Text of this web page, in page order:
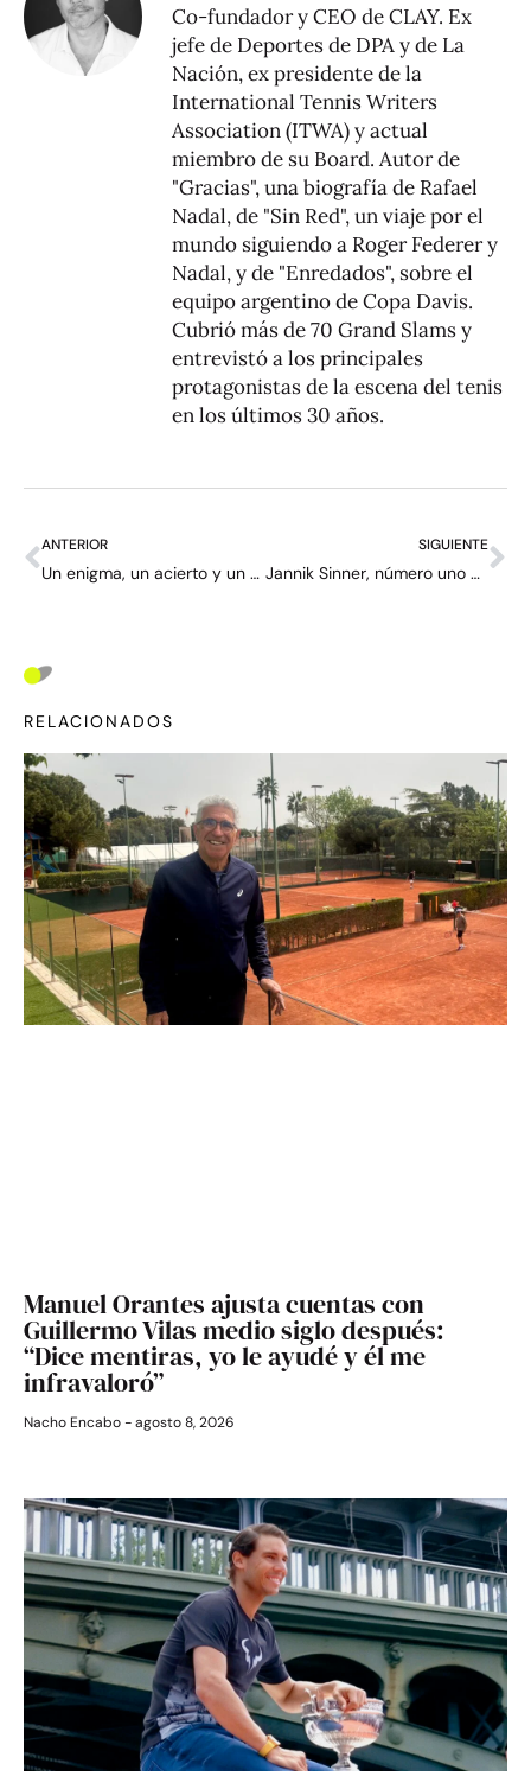
Co-fundador y CEO de CLAY. Ex
jefe de Deportes de DPA y de La
Nación, ex presidente de la
International Tennis Writers
Association (ITWA) y actual
miembro de su Board. Autor de
"Gracias", una biografía de Rafael
Nadal, de "Sin Red", un viaje por el
mundo siguiendo a Roger Federer y
Nadal, y de "Enredados", sobre el
equipo argentino de Copa Davis.
Cubrió más de 70 Grand Slams y
entrevistó a los principales
protagonistas de la escena del tenis
en los últimos 30 años.
ANTERIOR
Un enigma, un acierto y un error de Djokovic
SIGUIENTE
Jannik Sinner, número uno del mundo: “Es un momento especial, el sueño de todos”
RELACIONADOS
Manuel Orantes ajusta cuentas con
Guillermo Vilas medio siglo después:
“Dice mentiras, yo le ayudé y él me
infravaloró”
Nacho Encabo agosto 8, 2026